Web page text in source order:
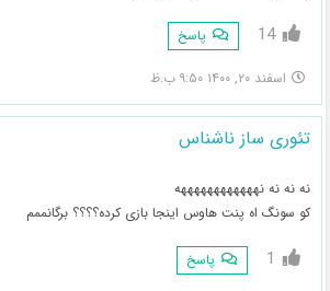
14 پاسخ
اسفند ۲۰, ۱۴۰۰ ۹:۵۰ ب.ظ
تئوری ساز ناشناس
نه نه نه نههههههههههههه
کو سونگ اه پنت هاوس اینجا بازی کرده؟؟؟؟ برگانممم
1 پاسخ